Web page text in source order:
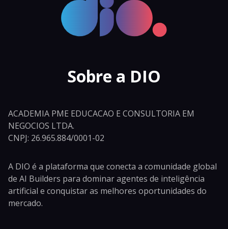
Sobre a DIO
ACADEMIA PME EDUCACAO E CONSULTORIA EM
NEGOCIOS LTDA.
CNPJ: 26.965.884/0001-02
A DIO é a plataforma que conecta a comunidade global
de AI Builders para dominar agentes de inteligência
artificial e conquistar as melhores oportunidades do
mercado.